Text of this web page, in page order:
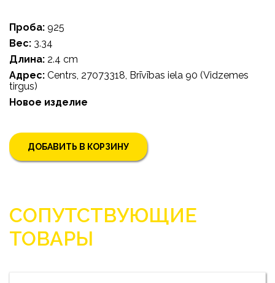
Проба: 925
Bес: 3.34
Длина: 2.4 cm
Адрес: Centrs, 27073318, Brīvības iela 90 (Vidzemes
tirgus)
Новое изделие
ДОБАВИТЬ В КОРЗИНУ
СОПУТСТВУЮЩИЕ
ТОВАРЫ